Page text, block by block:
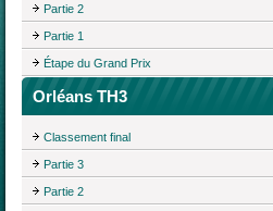
Partie 2
Partie 1
Étape du Grand Prix
Orléans TH3
Classement final
Partie 3
Partie 2